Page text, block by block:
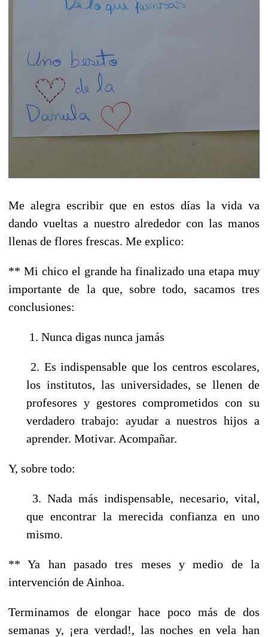
Me alegra escribir que en estos días la vida va
dando vueltas a nuestro alrededor con las manos
llenas de flores frescas. Me explico:
** Mi chico el grande ha finalizado una etapa muy
importante de la que, sobre todo, sacamos tres
conclusiones:
1. Nunca digas nunca jamás
2. Es indispensable que los centros escolares,
los institutos, las universidades, se llenen de
profesores y gestores comprometidos con su
verdadero trabajo: ayudar a nuestros hijos a
aprender. Motivar. Acompañar.
Y, sobre todo:
3. Nada más indispensable, necesario, vital,
que encontrar la merecida confianza en uno
mismo.
** Ya han pasado tres meses y medio de la
intervención de Ainhoa.
Terminamos de elongar hace poco más de dos
semanas y, ¡era verdad!, las noches en vela han